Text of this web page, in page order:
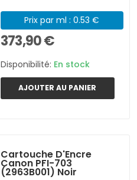
Prix par ml : 0.53 €
373,90 €
Disponibilité: En stock
AJOUTER AU PANIER
Cartouche D'Encre
Canon PFI-703
(2963B001) Noir